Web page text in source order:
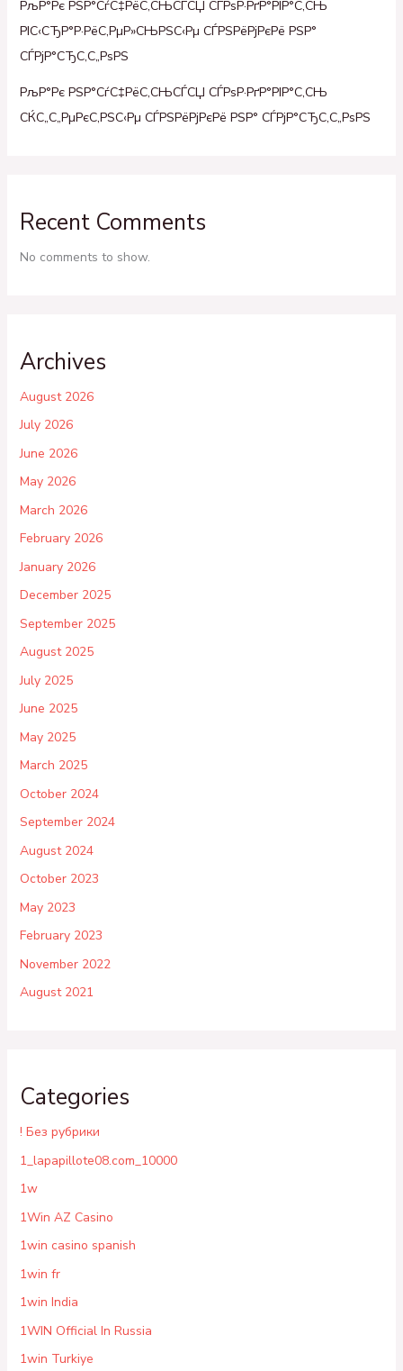
РљР°Рє РЅР°СѓС‡РёС‚СЊСЃСЏ СЃРѕР·РґР°РІР°С‚СЊ
РІС‹СЂР°Р·РёС‚РµР»СЊРЅС‹Рµ СЃРЅРёРјРєРё РЅР°
СЃРјР°СЂС‚С„РѕРЅ
РљР°Рє РЅР°СѓС‡РёС‚СЊСЃСЏ СЃРѕР·РґР°РІР°С‚СЊ
СЌС„С„РµРєС‚РЅС‹Рµ СЃРЅРёРјРєРё РЅР° СЃРјР°СЂС‚С„РѕРЅ
Recent Comments
No comments to show.
Archives
August 2026
July 2026
June 2026
May 2026
March 2026
February 2026
January 2026
December 2025
September 2025
August 2025
July 2025
June 2025
May 2025
March 2025
October 2024
September 2024
August 2024
October 2023
May 2023
February 2023
November 2022
August 2021
Categories
! Без рубрики
1_lapapillote08.com_10000
1w
1Win AZ Casino
1win casino spanish
1win fr
1win India
1WIN Official In Russia
1win Turkiye